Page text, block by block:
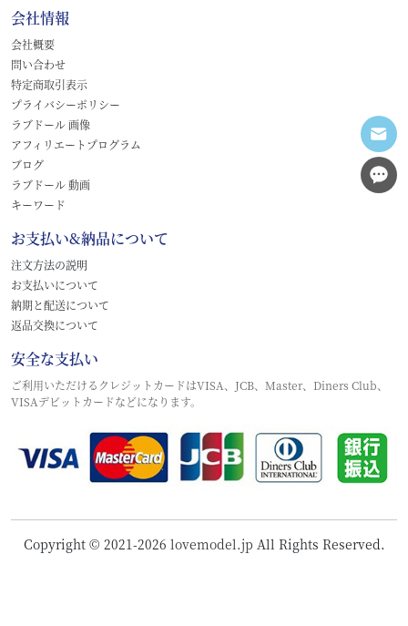
会社情報
会社概要
問い合わせ
特定商取引表示
プライバシーポリシー
ラブドール 画像
アフィリエートプログラム
ブログ
ラブドール 動画
キーワード
お支払い&納品について
注文方法の説明
お支払いについて
納期と配送について
返品交換について
安全な支払い
ご利用いただけるクレジットカードはVISA、JCB、Master、Diners Club、
VISAデビットカードなどになります。
Copyright © 2021-2026 lovemodel.jp All Rights Reserved.